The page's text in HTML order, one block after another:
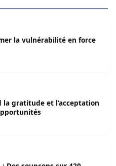
la vulnérabilité en force
la gratitude et l’acceptation